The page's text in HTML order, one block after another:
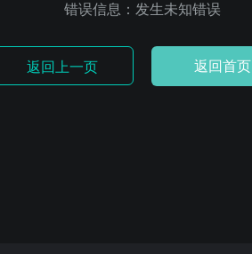
错误信息：发生未知错误
返回上一页 返回首页